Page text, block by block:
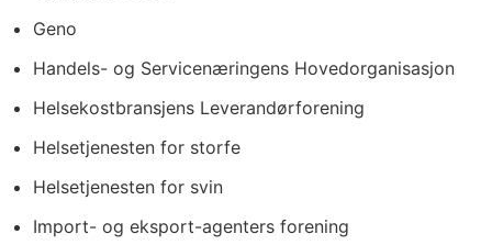
Geno
Handels- og Servicenæringens Hovedorganisasjon
Helsekostbransjens Leverandørforening
Helsetjenesten for storfe
Helsetjenesten for svin
Import- og eksport-agenters forening